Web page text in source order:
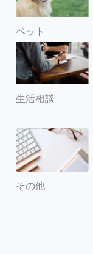
ペット
生活相談
その他